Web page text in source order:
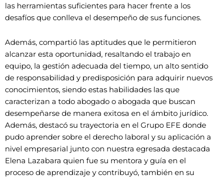
las herramientas suficientes para hacer frente a los
desafíos que conlleva el desempeño de sus funciones.
Además, compartió las aptitudes que le permitieron
alcanzar esta oportunidad, resaltando el trabajo en
equipo, la gestión adecuada del tiempo, un alto sentido
de responsabilidad y predisposición para adquirir nuevos
conocimientos, siendo estas habilidades las que
caracterizan a todo abogado o abogada que buscan
desempeñarse de manera exitosa en el ámbito jurídico.
Además, destacó su trayectoria en el Grupo EFE donde
pudo aprender sobre el derecho laboral y su aplicación a
nivel empresarial junto con nuestra egresada destacada
Elena Lazabara quien fue su mentora y guía en el
proceso de aprendizaje y contribuyó, también en su